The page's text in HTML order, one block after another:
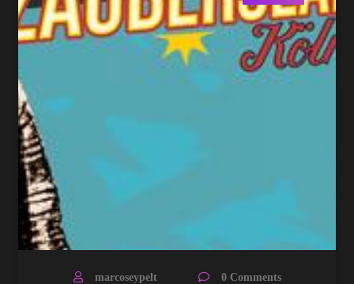
marcoseypelt 0 Comments